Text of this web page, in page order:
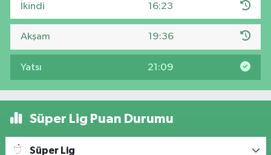
İkindi 16:23
Akşam 19:36
Yatsı 21:09
Süper Lig Puan Durumu
Süper Lig